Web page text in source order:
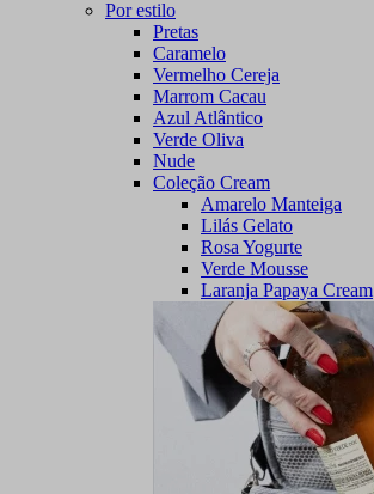
Por estilo
Pretas
Caramelo
Vermelho Cereja
Marrom Cacau
Azul Atlântico
Verde Oliva
Nude
Coleção Cream
Amarelo Manteiga
Lilás Gelato
Rosa Yogurte
Verde Mousse
Laranja Papaya Cream